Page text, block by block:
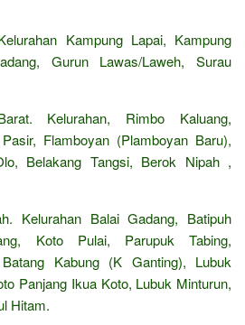
Kampung Lapai, Kampung
Gurun Lawas/Laweh, Surau
Kelurahan, Rimbo Kaluang,
Flamboyan (Plamboyan Baru),
Belakang Tangsi, Berok Nipah ,
Kelurahan Balai Gadang, Batipuh
Koto Pulai, Parupuk Tabing,
Kabung (K Ganting), Lubuk
Panjang Ikua Koto, Lubuk Minturun,
Hitam.